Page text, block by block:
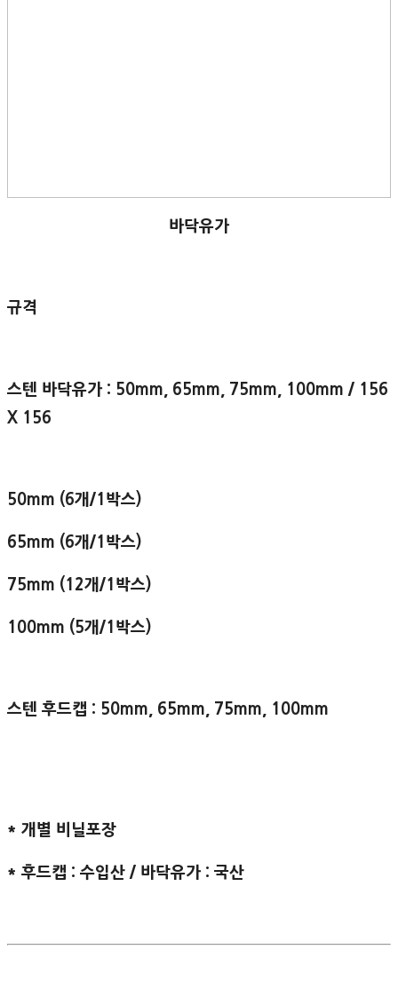
바닥유가
규격
스텐 바닥유가 : 50mm, 65mm, 75mm, 100mm / 156
X 156
50mm (6개/1박스)
65mm (6개/1박스)
75mm (12개/1박스)
100mm (5개/1박스)
스텐 후드캡 : 50mm, 65mm, 75mm, 100mm
* 개별 비닐포장
* 후드캡 : 수입산 / 바닥유가 : 국산